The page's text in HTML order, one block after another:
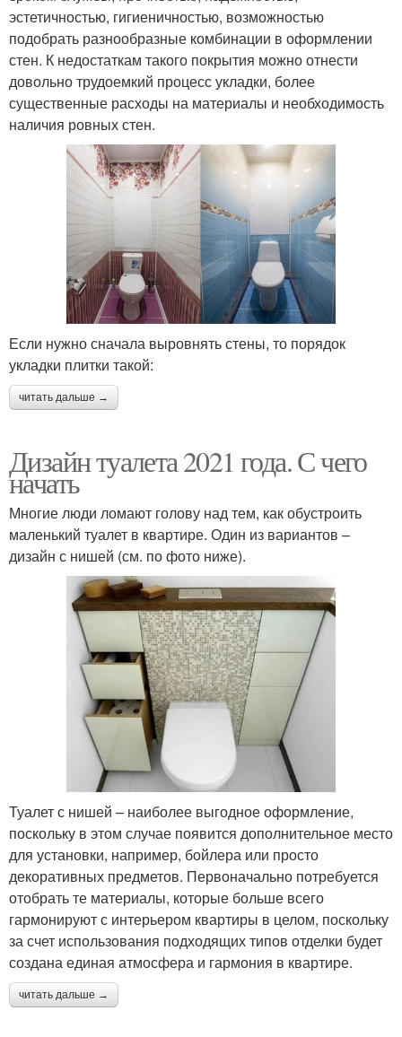
эстетичностью, гигиеничностью, возможностью
подобрать разнообразные комбинации в оформлении
стен. К недостаткам такого покрытия можно отнести
довольно трудоемкий процесс укладки, более
существенные расходы на материалы и необходимость
наличия ровных стен.
Если нужно сначала выровнять стены, то порядок
укладки плитки такой:
читать дальше →
Дизайн туалета 2021 года. С чего
начать
Многие люди ломают голову над тем, как обустроить
маленький туалет в квартире. Один из вариантов –
дизайн с нишей (см. по фото ниже).
Туалет с нишей – наиболее выгодное оформление,
поскольку в этом случае появится дополнительное место
для установки, например, бойлера или просто
декоративных предметов. Первоначально потребуется
отобрать те материалы, которые больше всего
гармонируют с интерьером квартиры в целом, поскольку
за счет использования подходящих типов отделки будет
создана единая атмосфера и гармония в квартире.
читать дальше →